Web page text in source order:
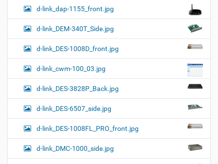
d-link_dap-1155_front.jpg
d-link_DEM-340T_Side.jpg
d-link_DES-1008D_front.jpg
d-link_cwm-100_03.jpg
d-link_DES-3828P_Back.jpg
d-link_DES-6507_side.jpg
d-link_DES-1008FL_PRO_front.jpg
d-link_DMC-1000_side.jpg